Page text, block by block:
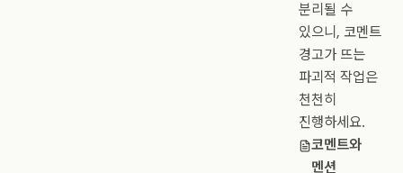
분리될 수
있으니, 코멘트
경고가 뜨는
파괴적 작업은
천천히
진행하세요.
코멘트와
멘션